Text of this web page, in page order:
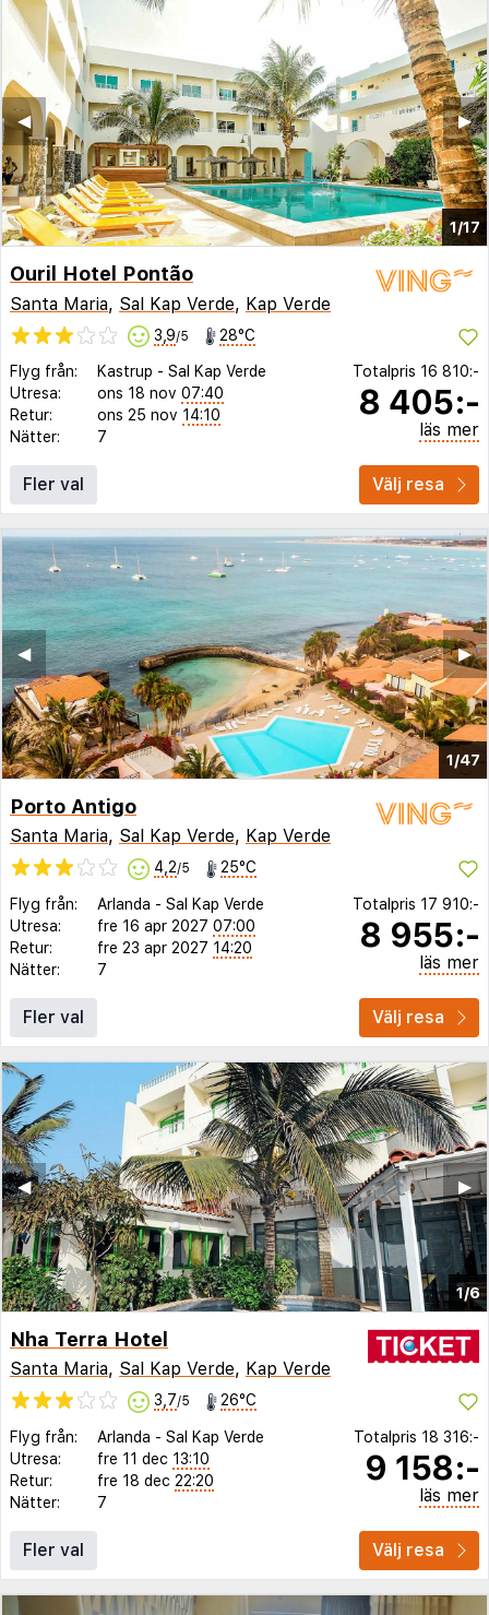
1/17
▶︎
◀︎
Ouril Hotel Pontão
Santa Maria, Sal Kap Verde, Kap Verde
3,9/5 28°C
Flyg från: Kastrup - Sal Kap Verde
Utresa:
ons 18 nov 07:40
Retur:
ons 25 nov 14:10
Nätter:
7
Totalpris 16 810:-
8 405:-
läs mer
Fler val Välj resa
1/47
▶︎
◀︎
Porto Antigo
Santa Maria, Sal Kap Verde, Kap Verde
4,2/5 25°C
Flyg från: Arlanda - Sal Kap Verde
Utresa:
fre 16 apr 2027 07:00
Retur:
fre 23 apr 2027 14:20
Nätter:
7
Totalpris 17 910:-
8 955:-
läs mer
Fler val Välj resa
1/6
▶︎
◀︎
Nha Terra Hotel
Santa Maria, Sal Kap Verde, Kap Verde
3,7/5 26°C
Flyg från: Arlanda - Sal Kap Verde
Utresa:
fre 11 dec 13:10
Retur:
fre 18 dec 22:20
Nätter:
7
Totalpris 18 316:-
9 158:-
läs mer
Fler val Välj resa